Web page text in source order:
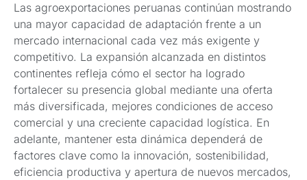
Las agroexportaciones peruanas continúan mostrando
una mayor capacidad de adaptación frente a un
mercado internacional cada vez más exigente y
competitivo. La expansión alcanzada en distintos
continentes refleja cómo el sector ha logrado
fortalecer su presencia global mediante una oferta
más diversificada, mejores condiciones de acceso
comercial y una creciente capacidad logística. En
adelante, mantener esta dinámica dependerá de
factores clave como la innovación, sostenibilidad,
eficiencia productiva y apertura de nuevos mercados,